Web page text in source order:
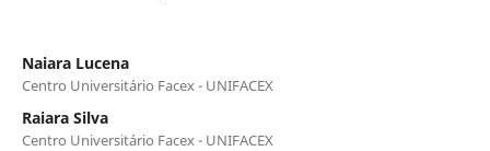
Naiara Lucena
Centro Universitário Facex - UNIFACEX
Raiara Silva
Centro Universitário Facex - UNIFACEX